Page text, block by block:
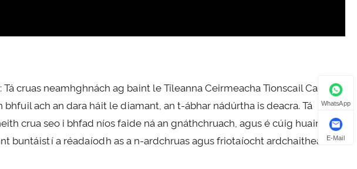
cruas neamhghnách ag baint le Tíleanna Ceirmeacha Tionscail Caith; tá
bhfuil ach an dara háit le diamant, an t-ábhar nádúrtha is deacra. Tá
crua seo i bhfad níos faide ná an gnáthchruach, agus é cúig huaire
buntáistí a réadaíodh as a n-ardchruas agus friotaíocht ardchaitheamh.
WhatsApp
E-Mail